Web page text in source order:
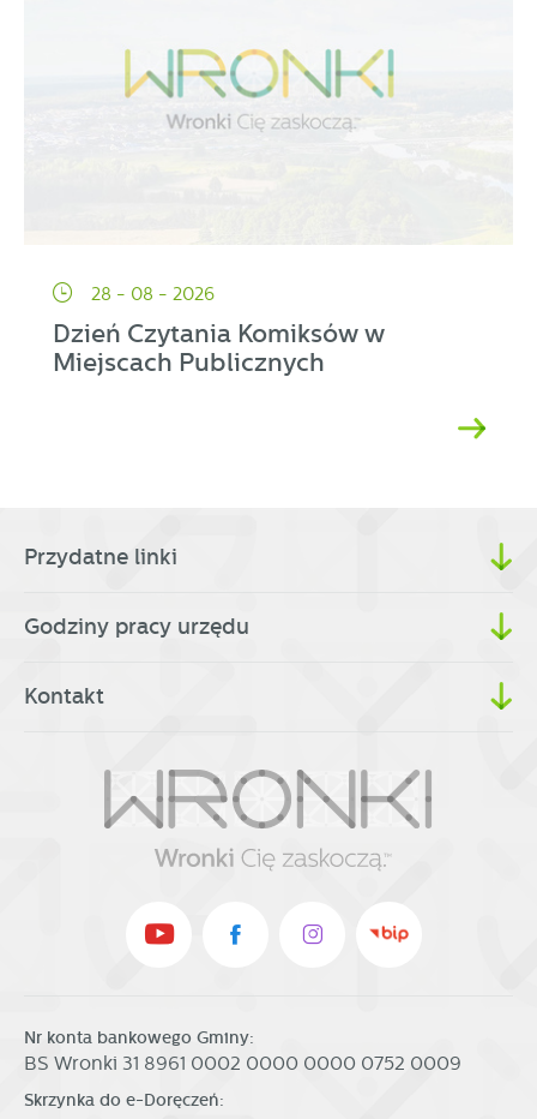
28 - 08 - 2026
Dzień Czytania Komiksów w
Miejscach Publicznych
Przydatne linki
Godziny pracy urzędu
Kontakt
Nr konta bankowego Gminy:
BS Wronki 31 8961 0002 0000 0000 0752 0009
Skrzynka do e-Doręczeń: